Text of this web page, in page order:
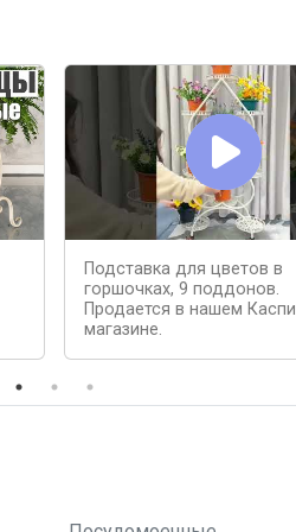
Подставка для цветов в
горшочках, 9 поддонов.
Продается в нашем Каспи
магазине.